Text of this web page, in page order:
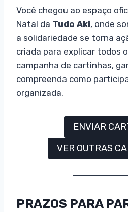
Você chegou ao espaço
Natal da Tudo Aki, onde
a solidariedade se torna
criada para explicar todos
campanha de cartinhas,
compreenda como
organizada.
ENVIAR
VER OUTRAS
PRAZOS PARA